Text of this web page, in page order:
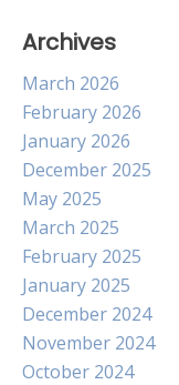
Archives
March 2026
February 2026
January 2026
December 2025
May 2025
March 2025
February 2025
January 2025
December 2024
November 2024
October 2024